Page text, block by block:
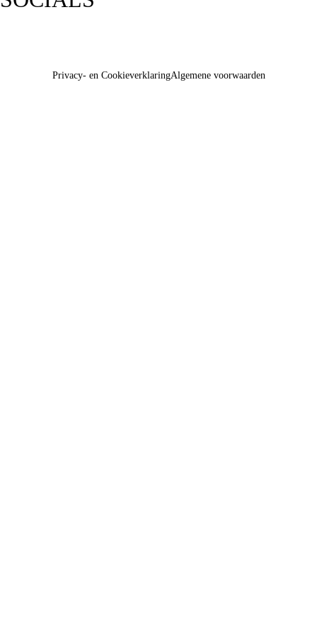
Privacy- en CookieverklaringAlgemene voorwaarden